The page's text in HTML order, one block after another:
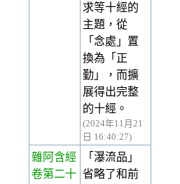
求等十經的
主題，從
「念處」置
換為「正
勤」，而擴
展得出完整
的十經。
(2024年11月21
日 16:40:27)
雜阿含經
卷第二十
「瀑流品」
省略了和前